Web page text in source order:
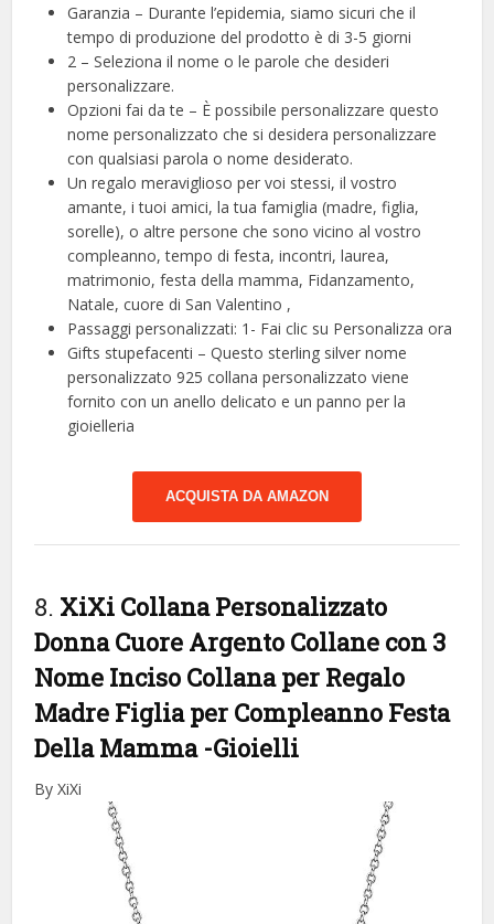
Garanzia – Durante l’epidemia, siamo sicuri che il
tempo di produzione del prodotto è di 3-5 giorni
2 – Seleziona il nome o le parole che desideri
personalizzare.
Opzioni fai da te – È possibile personalizzare questo
nome personalizzato che si desidera personalizzare
con qualsiasi parola o nome desiderato.
Un regalo meraviglioso per voi stessi, il vostro
amante, i tuoi amici, la tua famiglia (madre, figlia,
sorelle), o altre persone che sono vicino al vostro
compleanno, tempo di festa, incontri, laurea,
matrimonio, festa della mamma, Fidanzamento,
Natale, cuore di San Valentino ,
Passaggi personalizzati: 1- Fai clic su Personalizza ora
Gifts stupefacenti – Questo sterling silver nome
personalizzato 925 collana personalizzato viene
fornito con un anello delicato e un panno per la
gioielleria
ACQUISTA DA AMAZON
8. XiXi Collana Personalizzato
Donna Cuore Argento Collane con 3
Nome Inciso Collana per Regalo
Madre Figlia per Compleanno Festa
Della Mamma -Gioielli
By XiXi